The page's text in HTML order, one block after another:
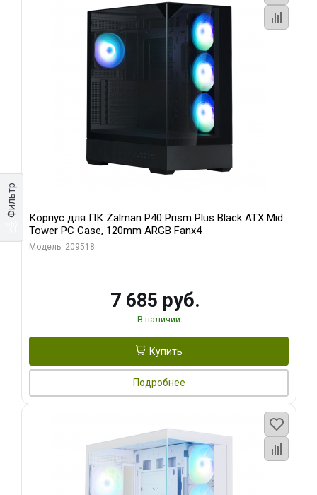
Фильтр
Корпус для ПК Zalman P40 Prism Plus Black ATX Mid
Tower PC Case, 120mm ARGB Fanx4
Модель: 209518
7 685 руб.
В наличии
Купить
Подробнее